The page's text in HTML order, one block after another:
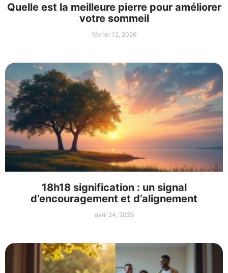
Quelle est la meilleure pierre pour améliorer
votre sommeil
février 12, 2026
18h18 signification : un signal
d’encouragement et d’alignement
avril 24, 2026